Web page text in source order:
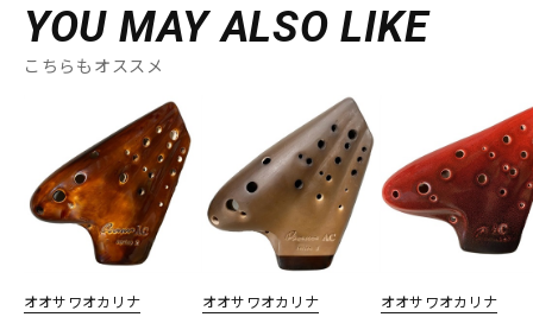
YOU MAY ALSO LIKE
こちらもオススメ
オオサワオカリナ オオサワオカリナ オオサワオカリナ